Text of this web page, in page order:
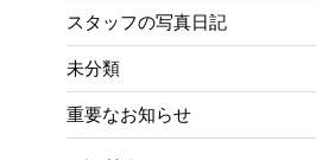
スタッフの写真日記
未分類
重要なお知らせ